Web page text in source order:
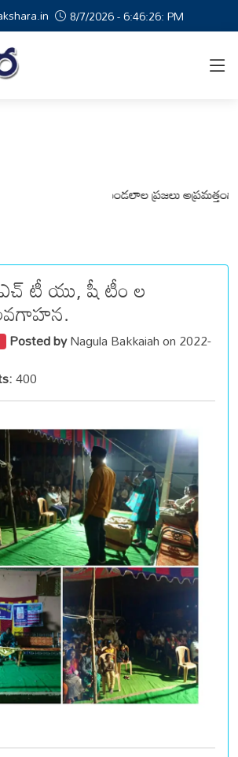
8/7/2026 - 6:46:26: PM
వేమనపల్లి మండలాల ప్రజలు అప్రమత్తంగా
టీ యు, షీ టీం ల
Posted byNagula Bakkaiah on 2022-
400